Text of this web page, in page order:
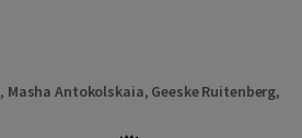
, Masha Antokolskaia, Geeske Ruitenberg,